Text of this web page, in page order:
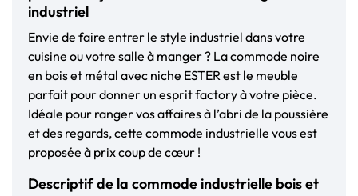
industriel
Envie de faire entrer le style industriel dans votre
cuisine ou votre salle à manger ? La commode noire
en bois et métal avec niche ESTER est le meuble
parfait pour donner un esprit factory à votre pièce.
Idéale pour ranger vos affaires à l’abri de la poussière
et des regards, cette commode industrielle vous est
proposée à prix coup de cœur !
Descriptif de la commode industrielle bois et